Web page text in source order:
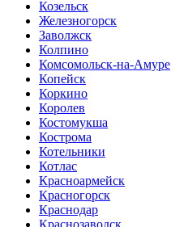
Козельск
Железногорск
Заволжск
Колпино
Комсомольск-на-Амуре
Копейск
Коркино
Королев
Костомукша
Кострома
Котельники
Котлас
Красноармейск
Красногорск
Краснодар
Краснозаводск